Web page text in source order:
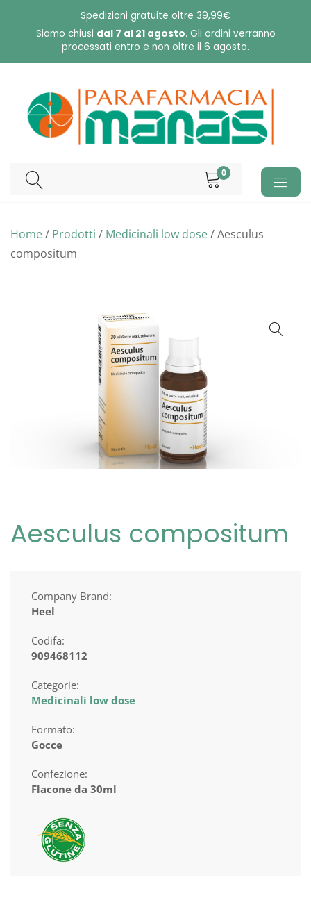
Spedizioni gratuite oltre 39,99€
Siamo chiusi dal 7 al 21 agosto. Gli ordini verranno
processati entro e non oltre il 6 agosto.
0
Home/ Prodotti / Medicinali low dose/ Aesculus
compositum
Aesculus compositum
Company Brand:
Heel
Codifa:
909468112
Categorie:
Medicinali low dose
Formato:
Gocce
Confezione:
Flacone da 30ml